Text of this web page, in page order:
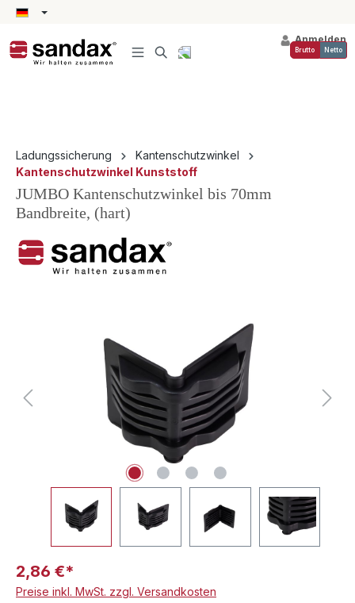
springen
Anmelden
Brutto Netto
Ladungssicherung
Kantenschutzwinkel
Kantenschutzwinkel Kunststoff
JUMBO Kantenschutzwinkel bis 70mm
Bandbreite, (hart)
2,86 €*
Preise inkl. MwSt. zzgl. Versandkosten